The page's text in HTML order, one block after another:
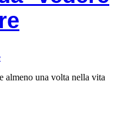
almeno una volta nella vita